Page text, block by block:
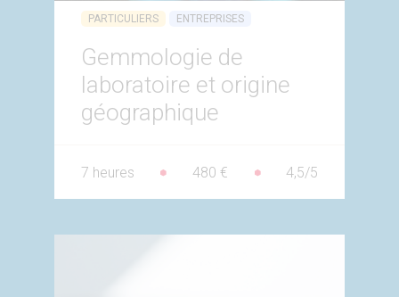
PARTICULIERS ENTREPRISES
Gemmologie de
laboratoire et origine
géographique
7 heures 480 € 4,5/5